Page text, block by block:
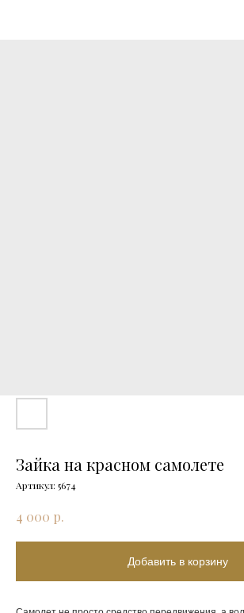
Зайка на красном самолете
Артикул: 5674
4 000 р.
Добавить в корзину